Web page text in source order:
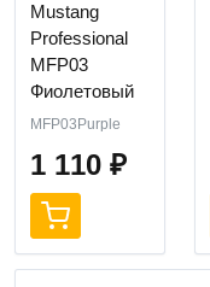
Mustang
Professional
MFP03
Фиолетовый
MFP03Purple
1 110 ₽